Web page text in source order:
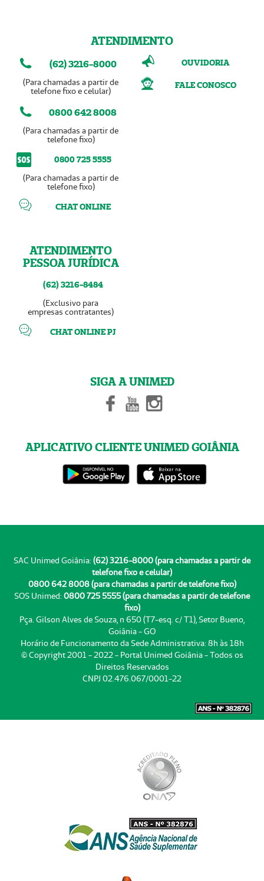
ATENDIMENTO
(62) 3216-8000
(Para chamadas a partir de
telefone fixo e celular)
0800 642 8008
(Para chamadas a partir de
telefone fixo)
0800 725 5555
(Para chamadas a partir de
telefone fixo)
CHAT ONLINE
ATENDIMENTO
PESSOA JURÍDICA
(62) 3216-8484
(Exclusivo para
empresas contratantes)
CHAT ONLINE PJ
OUVIDORIA
FALE CONOSCO
SIGA A UNIMED
APLICATIVO CLIENTE UNIMED GOIÂNIA
SAC Unimed Goiânia: (62) 3216-8000 (para chamadas a partir de
telefone fixo e celular)
0800 642 8008 (para chamadas a partir de telefone fixo)
SOS Unimed: 0800 725 5555 (para chamadas a partir de telefone
fixo)
Pça. Gilson Alves de Souza, n 650 (T7-esq. c/ T1), Setor Bueno,
Goiânia - GO
Horário de Funcionamento da Sede Administrativa: 8h às 18h
© Copyright 2001 - 2022 - Portal Unimed Goiânia - Todos os
Direitos Reservados
CNPJ 02.476.067/0001-22